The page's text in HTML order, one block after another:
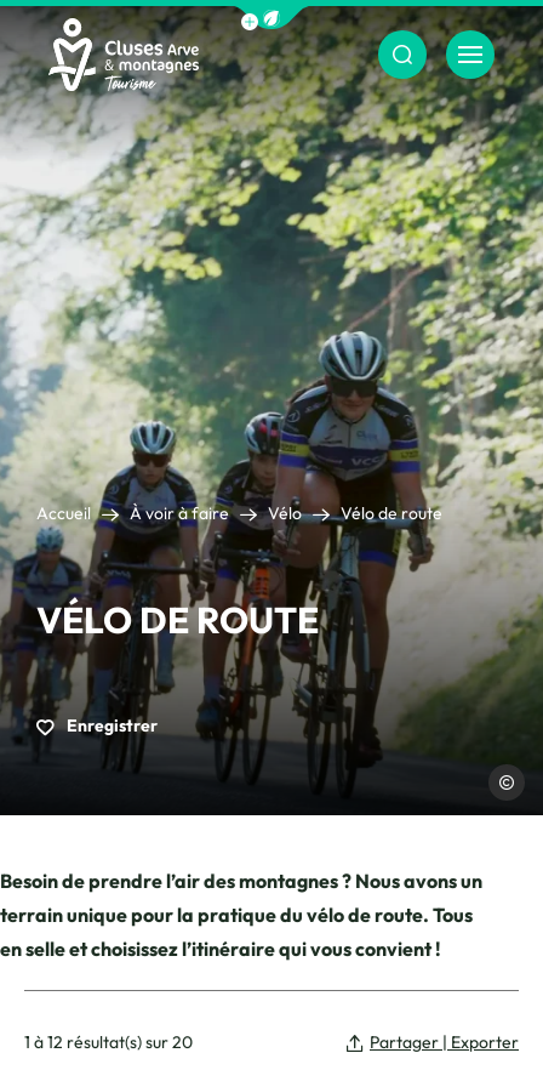
Afficher la barre de navigation du
Cluses Arve &amp; montagnes
Menu
Accueil À voir à faire Vélo Vélo de route
VÉLO DE ROUTE
Enregistrer
Besoin de prendre l’air des montagnes ? Nous avons un
terrain unique pour la pratique du vélo de route. Tous
en selle et choisissez l’itinéraire qui vous convient !
1 à 12 résultat(s) sur 20 Partager | Exporter